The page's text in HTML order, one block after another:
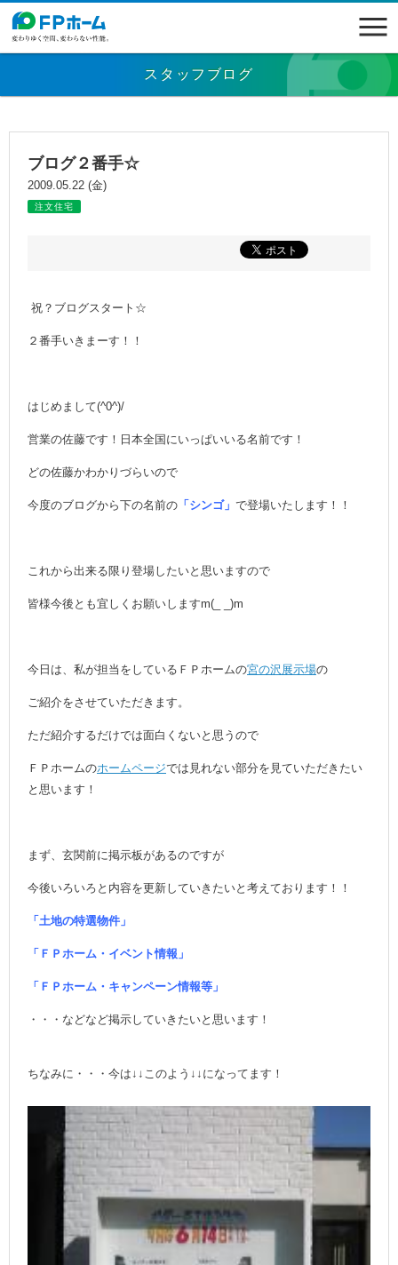
スタッフブログ
ブログ２番手☆
2009.05.22 (金)
注文住宅
祝？ブログスタート☆
２番手いきまーす！！
はじめまして(^0^)/
営業の佐藤です！日本全国にいっぱいいる名前です！
どの佐藤かわかりづらいので
今度のブログから下の名前の 「シンゴ」 で登場いたします！！
これから出来る限り登場したいと思いますので
皆様今後とも宜しくお願いしますm(_ _)m
今日は、私が担当をしているＦＰホームの宮の沢展示場の
ご紹介をさせていただきます。
ただ紹介するだけでは面白くないと思うので
ＦＰホームのホームページでは見れない部分を見ていただきたい
と思います！
まず、玄関前に掲示板があるのですが
今後いろいろと内容を更新していきたいと考えております！！
「土地の特選物件」
「ＦＰホーム・イベント情報 」
「ＦＰホーム・ キャンペーン情報等」
・・・などなど掲示していきたいと思います！
ちなみに・・・今は↓↓このよう↓↓になってます！